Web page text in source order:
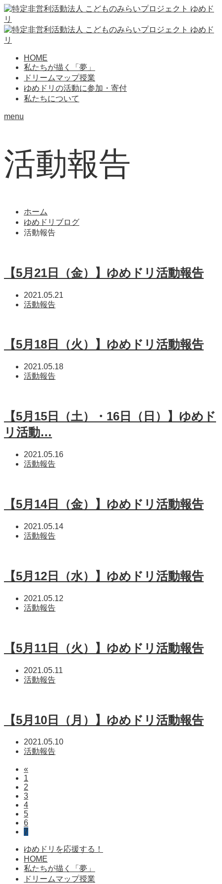
HOME
私たちが描く「夢」
ドリームマップ授業
ゆめドリの活動に参加・寄付
私たちについて
menu
活動報告
ホーム
ゆめドリブログ
活動報告
【5月21日（金）】ゆめドリ活動報告
2021.05.21
活動報告
【5月18日（火）】ゆめドリ活動報告
2021.05.18
活動報告
【5月15日（土）・16日（日）】ゆめド
リ活動…
2021.05.16
活動報告
【5月14日（金）】ゆめドリ活動報告
2021.05.14
活動報告
【5月12日（水）】ゆめドリ活動報告
2021.05.12
活動報告
【5月11日（火）】ゆめドリ活動報告
2021.05.11
活動報告
【5月10日（月）】ゆめドリ活動報告
2021.05.10
活動報告
«
1
2
3
4
5
6
7
ゆめドリを応援する！
HOME
私たちが描く「夢」
ドリームマップ授業